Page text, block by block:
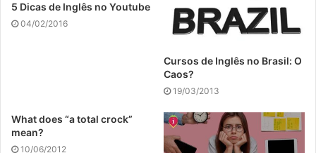
5 Dicas de Inglês no Youtube
04/02/2016
Cursos de Inglês no Brasil: O
Caos?
19/03/2013
What does “a total crock”
mean?
10/06/2012